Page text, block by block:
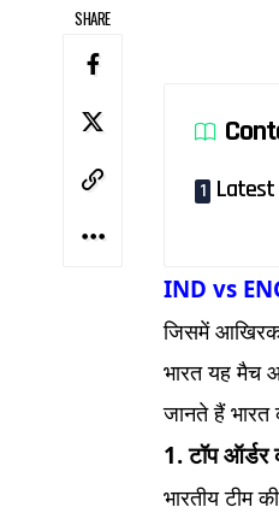
SHARE
Latest
IND vs
जिसमें
भारत यह मैच
जानते हैं
1. टॉप ऑर्डर
भारतीय टीम